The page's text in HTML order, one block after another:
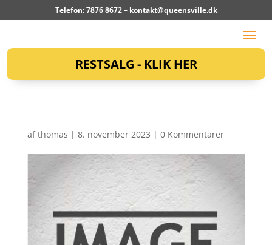
Telefon: 7876 8672 – kontakt@queensville.dk
RESTSALG - KLIK HER
afthomas | 8. november 2023 | 0 Kommentarer